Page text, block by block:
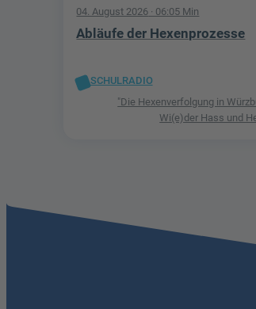
04. August 2026 · 06:05 Min
Abläufe der Hexenprozesse
SCHULRADIO
"Die Hexenverfolgung in
Wi(e)der Hass und